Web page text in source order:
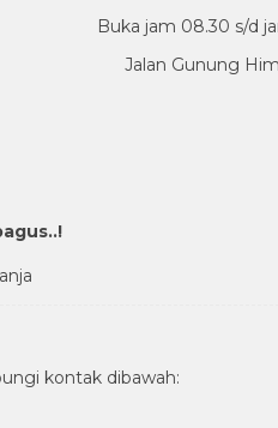
Buka jam 08.30 s/d
Jalan Gunung
kontak dibawah: